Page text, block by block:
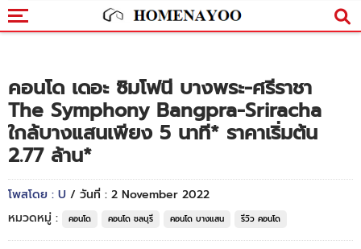
คอนโด เดอะ ซิมโฟนี บางพระ-ศรีราชา
The Symphony Bangpra-Sriracha
ใกล้บางแสนเพียง 5 นาที* ราคาเริ่มต้น
2.77 ล้าน*
โพสโดย : U / วันที่ : 2 November 2022
หมวดหมู่ :
คอนโด คอนโด ชลบุรี คอนโด บางแสน รีวิว คอนโด